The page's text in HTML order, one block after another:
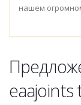
нашем
eaajoints